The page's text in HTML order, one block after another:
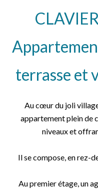
terrasse et
Au cœur du joli
appartement plein de
niveaux et
Il se compose, en rez-
Au premier étage, un